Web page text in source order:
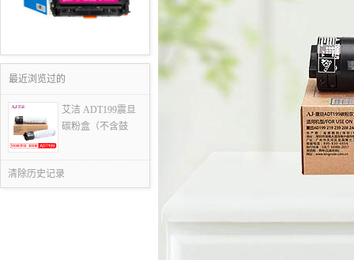
最近浏览过的
艾洁 ADT199震旦
碳粉盒（不含鼓
清除历史记录